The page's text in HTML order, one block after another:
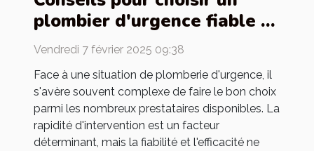
plombier d'urgence fiable et
efficace
Vendredi 7 février 2025 09:38
Face à une situation de plomberie d'urgence, il
s'avère souvent complexe de faire le bon choix
parmi les nombreux prestataires disponibles. La
rapidité d'intervention est un facteur
déterminant, mais la fiabilité et l'efficacité ne